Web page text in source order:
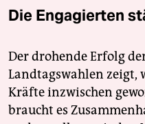
fragen & hilfe
abo
genossenschaft
Die Engagierten
Der drohende Erfolg
Landtagswahlen zeigt,
Kräfte inzwischen
braucht es